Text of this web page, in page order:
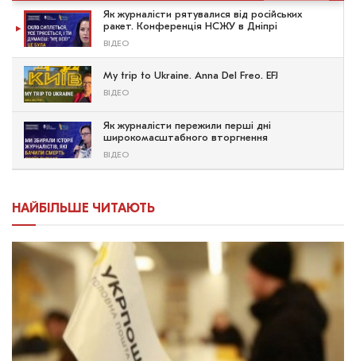
Як журналісти рятувалися від російських
ракет. Конференція НСЖУ в Дніпрі
ВІДЕО
My trip to Ukraine. Anna Del Freo. EFJ
ВІДЕО
Як журналісти пережили перші дні
широкомасштабного вторгнення
ВІДЕО
НАЙБІЛЬШЕ ЧИТАЮТЬ